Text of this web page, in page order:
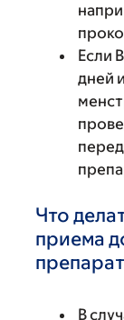
Если
дней
Что
приема
В